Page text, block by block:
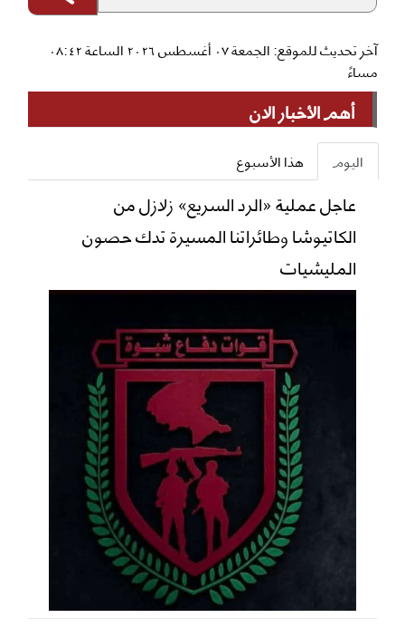
آخر تحديث للموقع: الجمعة ٠٧ أغسطس ٢٠٢٦ الساعة ٠٨:٤٢
مساءً
أهم الأخبار الان
اليوم هذا الأسبوع
عاجل عملية «الرد السريع» زلازل من
الكاتيوشا وطائراتنا المسيرة تدك حصون
المليشيات